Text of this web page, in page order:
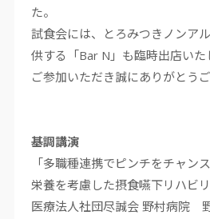
た。
試食会には、とろみつきノンア
供する「Bar N 」も臨時出店いた
ご参加いただき誠にありがとう
基調講演
「多職種連携でピンチをチャン
栄養を考慮した摂食嚥下リハビリ
医療法人社団尽誠会 野村病院